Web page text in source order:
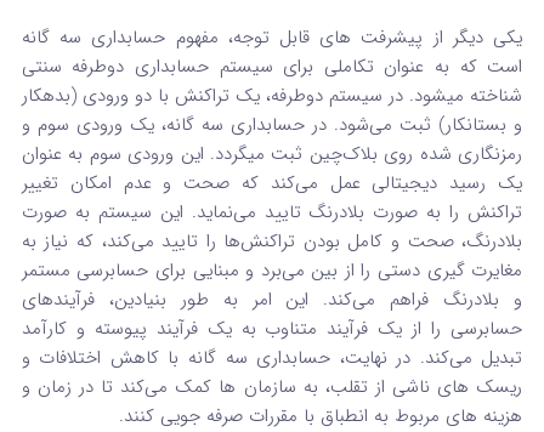
یکی دیگر از پیشرفت‌ های قابل توجه، مفهوم حسابداری سه‌ گانه
است که به عنوان تکاملی برای سیستم حسابداری دوطرفه سنتی
شناخته میشود. در سیستم دوطرفه، یک تراکنش با دو ورودی (بدهکار
و بستانکار) ثبت می‌شود. در حسابداری سه‌ گانه، یک ورودی سوم و
رمزنگاری شده روی بلاک‌چین ثبت میگردد. این ورودی سوم به عنوان
یک رسید دیجیتالی عمل می‌کند که صحت و عدم امکان تغییر
تراکنش را به صورت بلادرنگ تایید می‌نماید. این سیستم به صورت
بلادرنگ، صحت و کامل بودن تراکنش‌ها را تایید می‌کند، که نیاز به
مغایرت‌ گیری دستی را از بین می‌برد و مبنایی برای حسابرسی مستمر
و بلادرنگ فراهم می‌کند. این امر به طور بنیادین، فرآیندهای
حسابرسی را از یک فرآیند متناوب به یک فرآیند پیوسته و کارآمد
تبدیل می‌کند. در نهایت، حسابداری سه‌ گانه با کاهش اختلافات و
ریسک‌ های ناشی از تقلب، به سازمان‌ ها کمک می‌کند تا در زمان و
هزینه‌ های مربوط به انطباق با مقررات صرفه‌ جویی کنند.